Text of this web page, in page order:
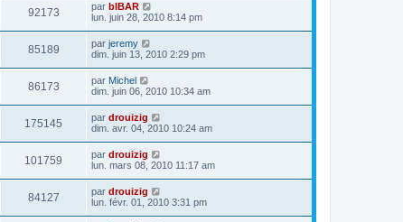
92173 par bIBAR
lun. juin 28, 2010 8:14 pm
85189 par jeremy
dim. juin 13, 2010 2:29 pm
86173 par Michel
dim. juin 06, 2010 10:34 am
175145 par drouizig
dim. avr. 04, 2010 10:24 am
101759 par drouizig
lun. mars 08, 2010 11:17 am
84127 par drouizig
lun. févr. 01, 2010 3:31 pm